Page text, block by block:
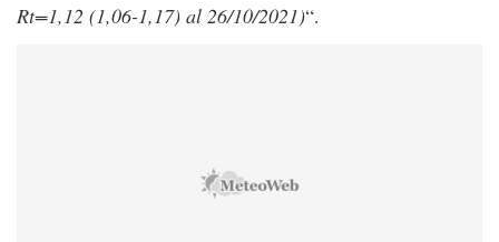
Rt=1,12 (1,06-1,17) al 26/10/2021)“.